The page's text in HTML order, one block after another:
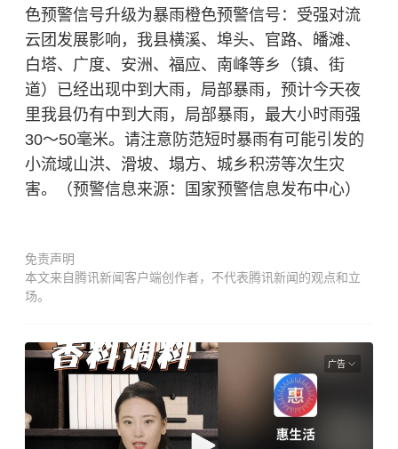
色预警信号升级为暴雨橙色预警信号：受强对流
云团发展影响，我县横溪、埠头、官路、皤滩、
白塔、广度、安洲、福应、南峰等乡（镇、街
道）已经出现中到大雨，局部暴雨，预计今天夜
里我县仍有中到大雨，局部暴雨，最大小时雨强
30～50毫米。请注意防范短时暴雨有可能引发的
小流域山洪、 滑坡、塌方、城乡积涝等次生灾
害。（预警信息来源：国家预警信息发布中心）
免责声明
本文来自腾讯新闻客户端创作者，不代表腾讯新闻的观点和立
场。
广告